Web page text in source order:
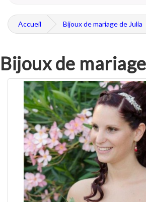
Accueil Bijoux de mariage de Julia
Bijoux de